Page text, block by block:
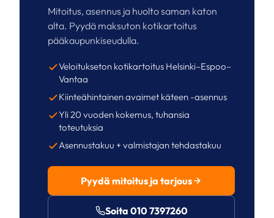
Mitoitus, asennus ja huolto saman katon
alta. Pyydä maksuton kotikartoitus
pääkaupunkiseudulla.
Veloitukseton kotikartoitus Helsinki–Espoo–
Vantaa
Kiinteähintainen avaimet käteen -asennus
Yli 20 vuoden kokemus, tuhansia
toteutuksia
Asennustakuu + valmistajan tehdastakuu
Pyydä mitoitus ja tarjous
Soita 010 7397260